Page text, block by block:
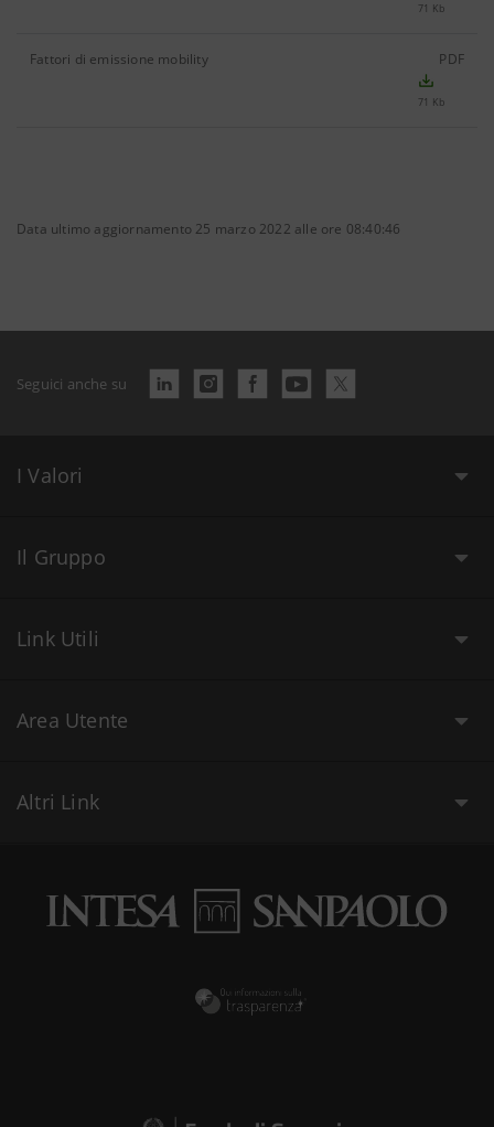
71 Kb
Fattori di emissione mobility PDF
71 Kb
Data ultimo aggiornamento 25 marzo 2022 alle ore 08:40:46
Seguici anche su
I Valori
Il Gruppo
Link Utili
Area Utente
Altri Link